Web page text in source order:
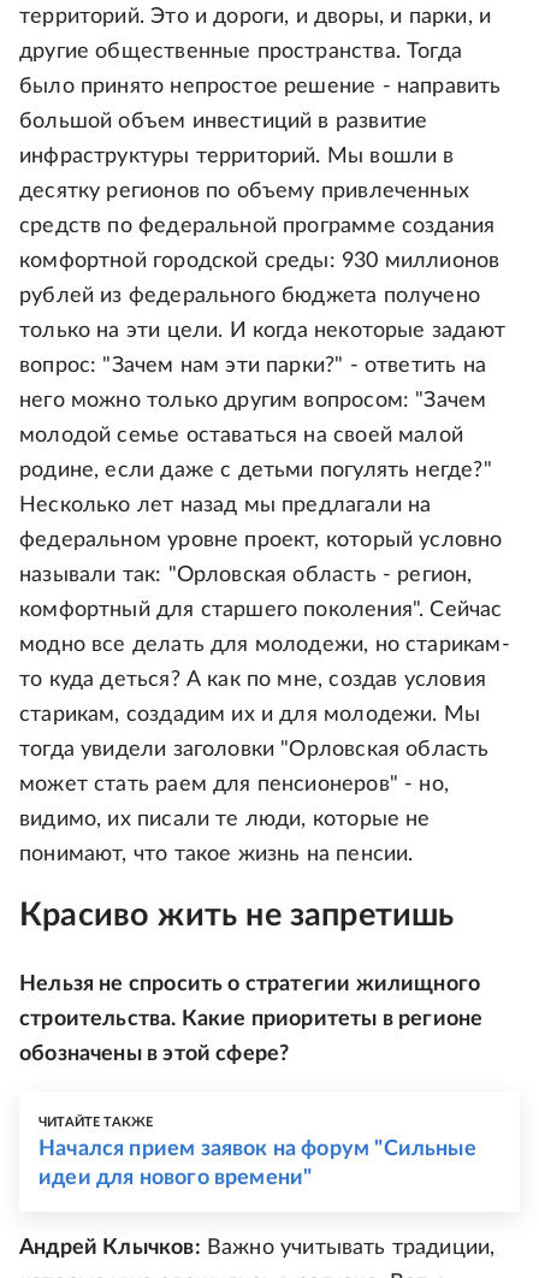
территорий. Это и дороги, и дворы, и парки, и
другие общественные пространства. Тогда
было принято непростое решение - направить
большой объем инвестиций в развитие
инфраструктуры территорий. Мы вошли в
десятку регионов по объему привлеченных
средств по федеральной программе создания
комфортной городской среды: 930 миллионов
рублей из федерального бюджета получено
только на эти цели. И когда некоторые задают
вопрос: "Зачем нам эти парки?" - ответить на
него можно только другим вопросом: "Зачем
молодой семье оставаться на своей малой
родине, если даже с детьми погулять негде?"
Несколько лет назад мы предлагали на
федеральном уровне проект, который условно
называли так: "Орловская область - регион,
комфортный для старшего поколения". Сейчас
модно все делать для молодежи, но старикам-
то куда деться? А как по мне, создав условия
старикам, создадим их и для молодежи. Мы
тогда увидели заголовки "Орловская область
может стать раем для пенсионеров" - но,
видимо, их писали те люди, которые не
понимают, что такое жизнь на пенсии.
Красиво жить не запретишь
Нельзя не спросить о стратегии жилищного
строительства. Какие приоритеты в регионе
обозначены в этой сфере?
ЧИТАЙТЕ ТАКЖЕ
Начался прием заявок на форум "Сильные
идеи для нового времени"
Андрей Клычков: Важно учитывать традиции,